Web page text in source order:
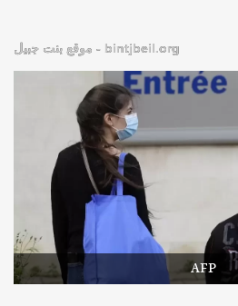
bintjbeil.org - موقع بنت جبيل
AFP